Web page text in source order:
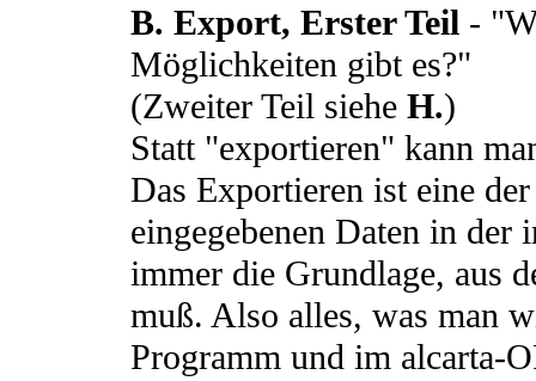
B. Export, Erster Teil-
Möglichkeiten gibt es?"
(Zweiter Teil siehe H.)
Statt "exportieren" kann
Das Exportieren ist eine
eingegebenen Daten in
immer die Grundlage, aus
muß. Also alles, was man
Programm und im alcarta-